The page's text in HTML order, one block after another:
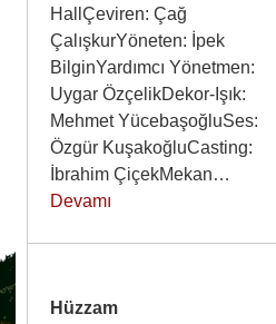
HallÇeviren: Çağ
ÇalışkurYöneten: İpek
BilginYardımcı Yönetmen:
Uygar ÖzçelikDekor-Işık:
Mehmet YücebaşoğluSes:
Özgür KuşakoğluCasting:
İbrahim ÇiçekMekan…
Devamı
Hüzzam